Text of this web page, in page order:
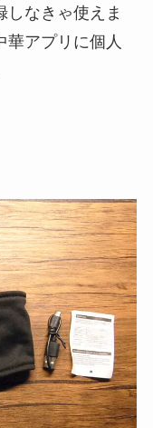
なきゃ使えま
華アプリに個人